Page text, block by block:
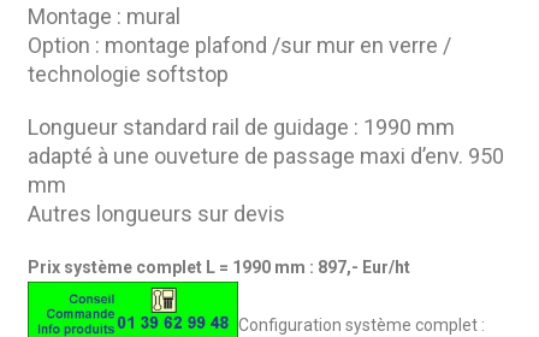
Montage : mural
Option : montage plafond /sur mur en verre /
technologie softstop
Longueur standard rail de guidage : 1990 mm
adapté à une ouveture de passage maxi d’env. 950
mm
Autres longueurs sur devis
Prix système complet L = 1990 mm : 897,- Eur/ht
Configuration système complet :